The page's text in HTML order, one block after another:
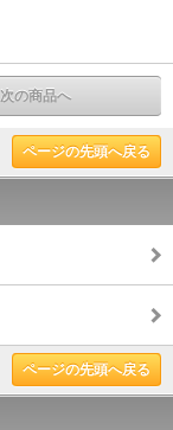
次の商品へ
ページの先頭へ戻る
ページの先頭へ戻る